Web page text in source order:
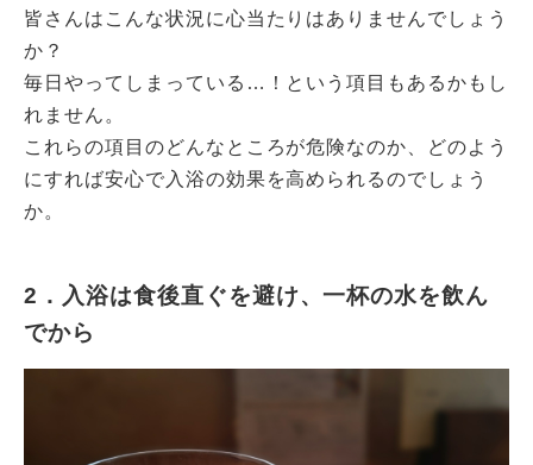
皆さんはこんな状況に心当たりはありませんでしょう
か？
毎日やってしまっている…！という項目もあるかもし
れません。
これらの項目のどんなところが危険なのか、どのよう
にすれば安心で入浴の効果を高められるのでしょう
か。
2．入浴は食後直ぐを避け、一杯の水を飲ん
でから